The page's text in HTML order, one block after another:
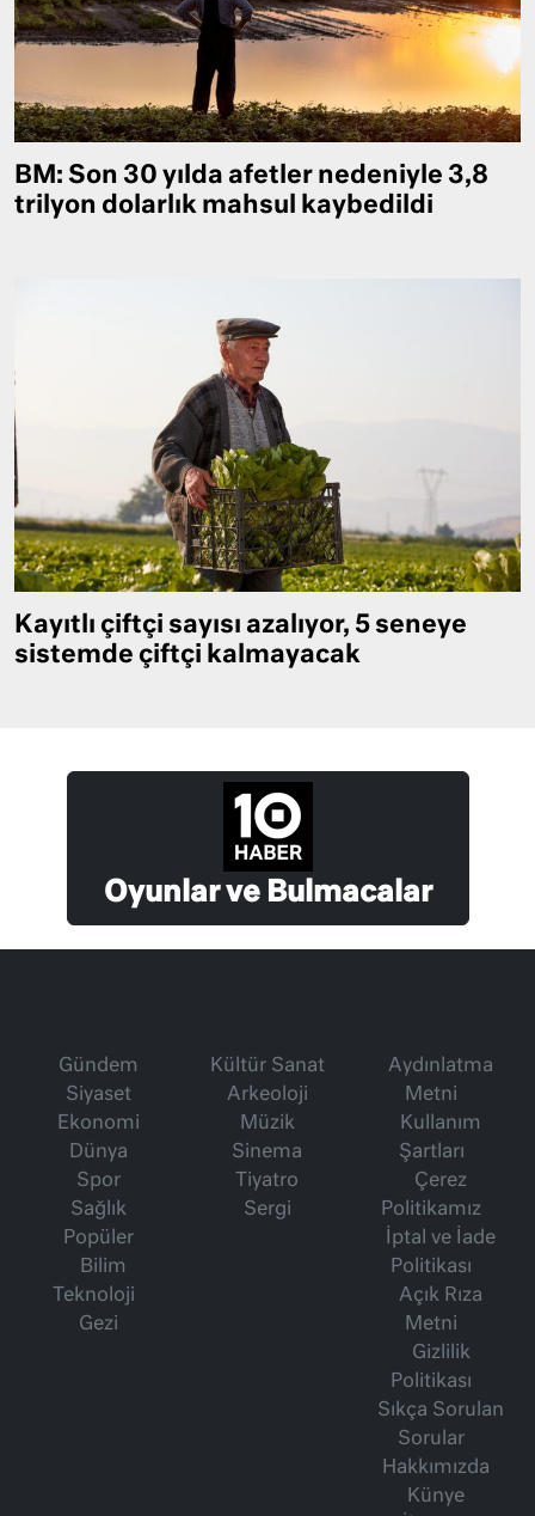
BM: Son 30 yılda afetler nedeniyle 3,8
trilyon dolarlık mahsul kaybedildi
Kayıtlı çiftçi sayısı azalıyor, 5 seneye
sistemde çiftçi kalmayacak
Oyunlar ve Bulmacalar
Gündem
Siyaset
Ekonomi
Dünya
Spor
Sağlık
Popüler
Bilim
Teknoloji
Gezi
Kültür Sanat
Arkeoloji
Müzik
Sinema
Tiyatro
Sergi
Aydınlatma
Metni
Kullanım
Şartları
Çerez
Politikamız
İptal ve İade
Politikası
Açık Rıza
Metni
Gizlilik
Politikası
Sıkça Sorulan
Sorular
Hakkımızda
Künye